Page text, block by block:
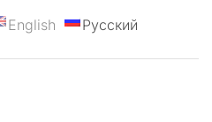
English Русский